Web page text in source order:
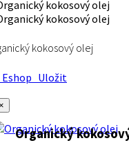
kokosový olej
Uložit
Organický